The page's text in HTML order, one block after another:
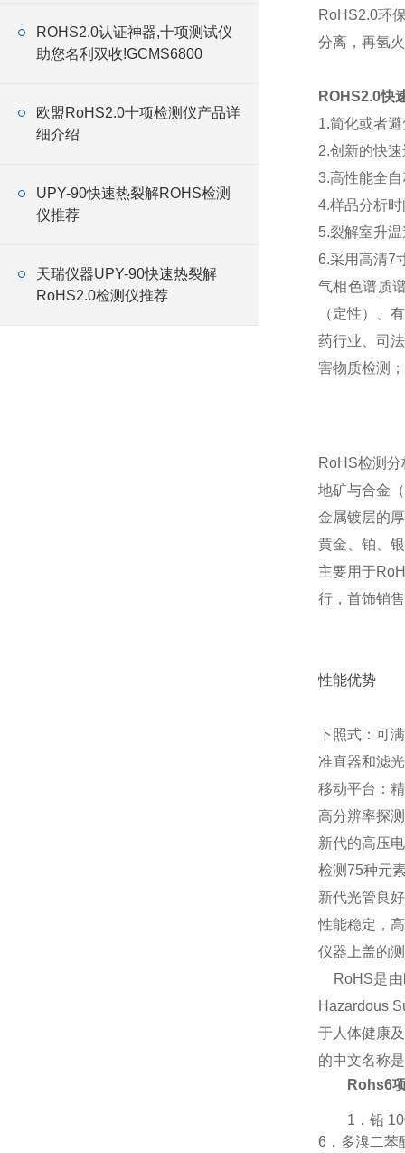
ROHS2.0认证神器,十项测试仪
助您名利双收!GCMS6800
欧盟RoHS2.0十项检测仪产品详
细介绍
UPY-90快速热裂解ROHS检测
仪推荐
天瑞仪器UPY-90快速热裂解
RoHS2.0检测仪推荐
RoHS2.0环
分离，再氢
ROHS2.0快
1.简化或者
2.创新的快
3.高性能全
4.样品分析
5.裂解室升
6.采用高清7
气相色谱质
（定性）、
药行业、司
害物质检测
RoHS检测
地矿与合金
金属镀层的
黄金、铂、
主要用于
行，首饰销
性能优势
下照式：可
准直器和滤
移动平台：
高分辨率探
新代的高压
检测75种元
新代光管良
性能稳定，
仪器上盖的
RoHS是由
Hazardous
于人体健康
的中文名称
Rohs6
1．铅
6．多溴二苯